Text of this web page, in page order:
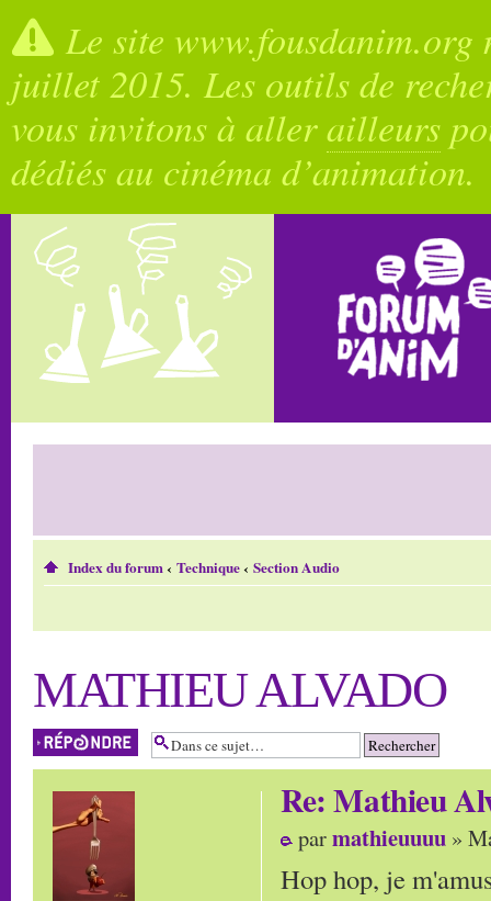
Le site
juillet 2015. Les outils de
vous invitons à allerailleurs
dédiés au cinéma d’animation.
Index du forum‹ Technique‹ Section Audio
MATHIEU ALVADO
Répondre
Re: Mathieu
parmathieuuuu »
Hop hop, je